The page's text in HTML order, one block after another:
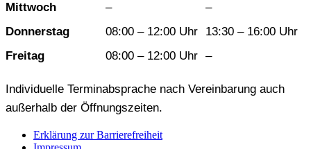
Mittwoch
–
–
Donnerstag
08:00 – 12:00 Uhr
13:30 – 16:00 Uhr
Freitag
08:00 – 12:00 Uhr –
Individuelle Terminabsprache nach Vereinbarung auch
außerhalb der Öffnungszeiten.
Erklärung zur Barrierefreiheit